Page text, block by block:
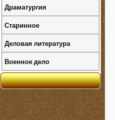
Драматургия
Старинное
Деловая литература
Военное дело